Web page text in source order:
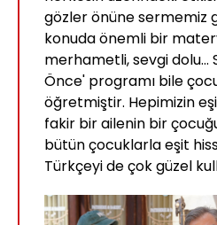
gözler önüne sermemiz
konuda önemli bir
merhametli, sevgi dolu...
Önce' programı bile
öğretmiştir. Hepimizin
fakir bir ailenin bir
bütün çocuklarla eşit
Türkçeyi de çok güzel